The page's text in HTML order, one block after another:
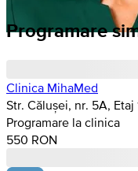
Programare
Clinica MihaMed
Str. Călușei, nr. 5A,
Programare la clinica
550 RON